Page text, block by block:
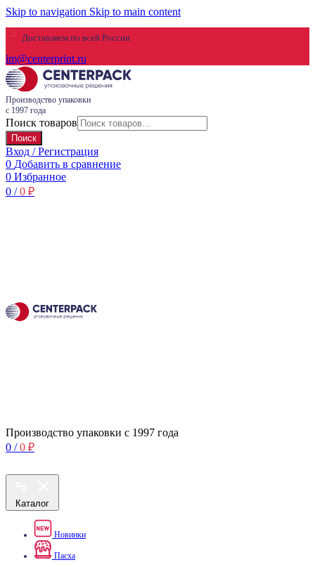
Skip to navigation Skip to main content
Доставляем по всей России
im@centerprint.ru
Производство упаковки
с 1997 года
Поиск товаров
Поиск
Вход / Регистрация
0 Добавить в сравнение
0 Избранное
0 / 0 ₽
Производство упаковки с 1997 года
0 / 0 ₽
Каталог
Новинки
Пасха